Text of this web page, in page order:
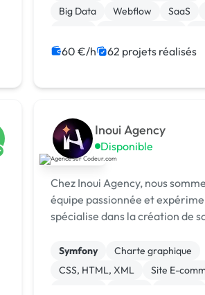
Big Data
Webflow SaaS
60 €/h 62 projets réalisés
Inoui Agency
Disponible
Chez Inoui Agency, nous
équipe passionnée et
spécialise dans la création de
de notre expertise en matière de
développement d'applications
Symfony
Charte graphique
CSS, HTML, XML
Site E-